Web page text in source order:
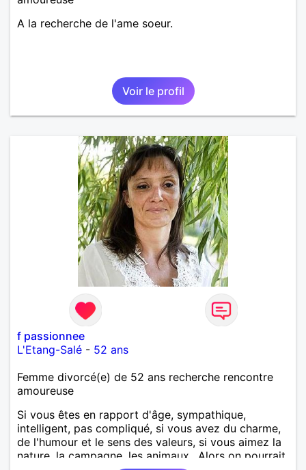
A la recherche de l'ame soeur.
Voir le profil
f passionnee
L'Etang-Salé - 52 ans
Femme divorcé(e) de 52 ans recherche rencontre
amoureuse
Si vous êtes en rapport d'âge, sympathique,
intelligent, pas compliqué, si vous avez du charme,
de l'humour et le sens des valeurs, si vous aimez la
nature, la campagne, les animaux.. Alors on pourrait